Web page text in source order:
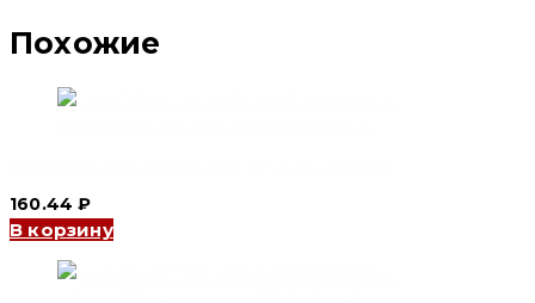
4P,
BLUE
(CNC
Похожие
160.44₽
В корзину